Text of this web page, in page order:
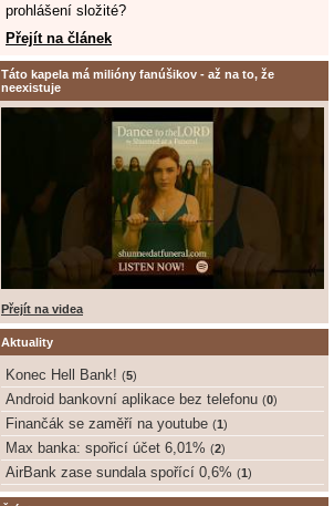
prohlášení složité?
Přejít na článek
Táto kapela má milióny fanúšikov - až na to, že
neexistuje
Přejít na videa
Aktuality
Konec Hell Bank! (5)
Android bankovní aplikace bez telefonu (0)
Finančák se zaměří na youtube (1)
Max banka: spořicí účet 6,01% (2)
AirBank zase sundala spořící 0,6% (1)